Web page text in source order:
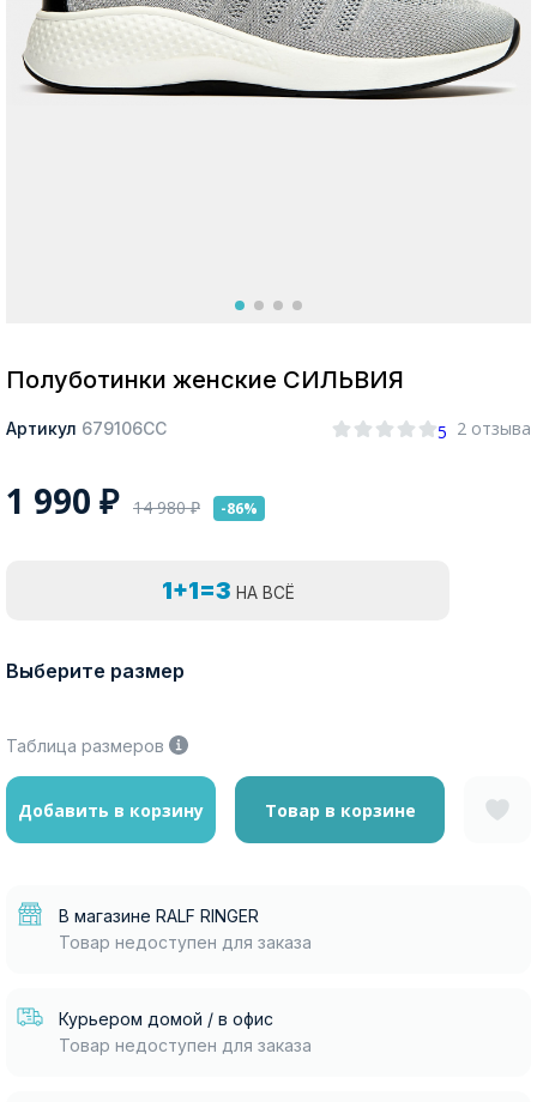
Полуботинки женские СИЛЬВИЯ
Артикул 679106СС 5 2 отзыва
1 990 ₽ 14 980₽ -86%
1+1=3 НА ВСЁ
Выберите размер
Таблица размеров
Добавить в корзину Товар в корзине
В магазине RALF RINGER
Товар недоступен для заказа
Курьером домой / в офис
Товар недоступен для заказа